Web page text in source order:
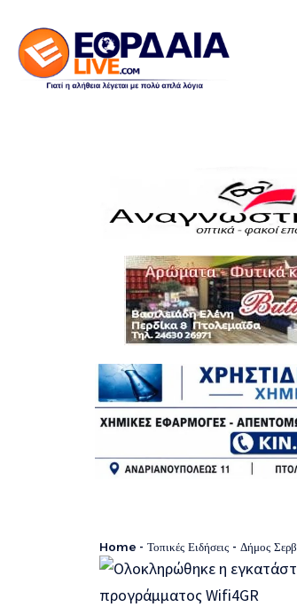
Home - Τοπικές Ειδήσεις - Δήμος